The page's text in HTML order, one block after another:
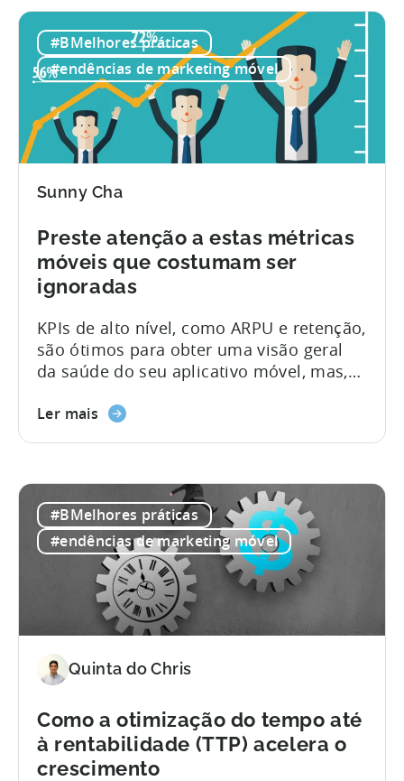
análises para obter informações
acionáveis, tem de fazer tudo bem feito
para ter sucesso. Elaborámos uma lista
de sete sugestões, desde o início de
um...
#BMelhores práticas
#endências de marketing móvel
Sunny Cha
Preste atenção a estas métricas
móveis que costumam ser
ignoradas
KPIs de alto nível, como ARPU e retenção,
são ótimos para obter uma visão geral
da saúde do seu aplicativo móvel, mas,
resumo executivo, os desenvolvedores
Reunimos uma lista de alguns KPIs
valiosos e negligenciados que estão a...
Ler mais
#BMelhores práticas
#endências de marketing móvel
Quinta do Chris
Como a otimização do tempo até
à rentabilidade (TTP) acelera o
crescimento